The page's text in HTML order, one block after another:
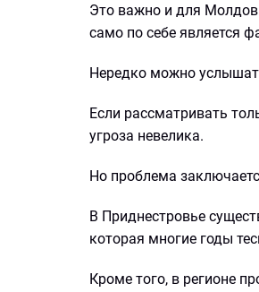
Это важно и для
само по себе является
Нередко можно
Если рассматривать
угроза невелика.
Но проблема
В Приднестровье
которая многие годы
Кроме того, в регионе